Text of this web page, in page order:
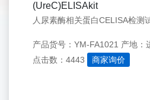
(UreC)ELISAkit
产品货号：YM-FA1021 产地：
点击数：4443
商家询价